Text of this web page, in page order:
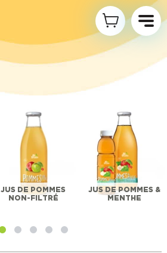
JUS DE POMMES
NON-FILTRÉ
JUS DE POMMES &
MENTHE